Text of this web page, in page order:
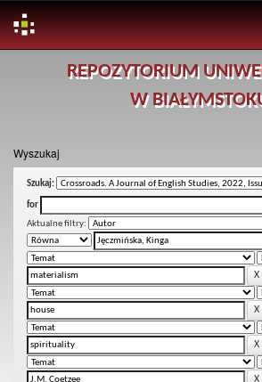
REPOZYTORIUM
W
Wyszukaj
Szukaj:
for
Aktualne filtry: